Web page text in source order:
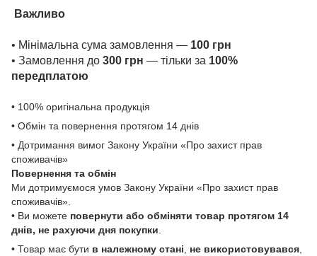
Важливо
• Мінімальна сума замовлення — 100 грн
• Замовлення до 300 грн — тільки за 100%
передплатою
• 100% оригінальна продукція
• Обмін та повернення протягом 14 днів
• Дотримання вимог Закону України «Про захист прав
споживачів»
Повернення та обмін
Ми дотримуємося умов Закону України «Про захист прав
споживачів».
• Ви можете повернути або обміняти товар протягом 14
днів, не рахуючи дня покупки
• Товар має бути в належному стані не використовувався